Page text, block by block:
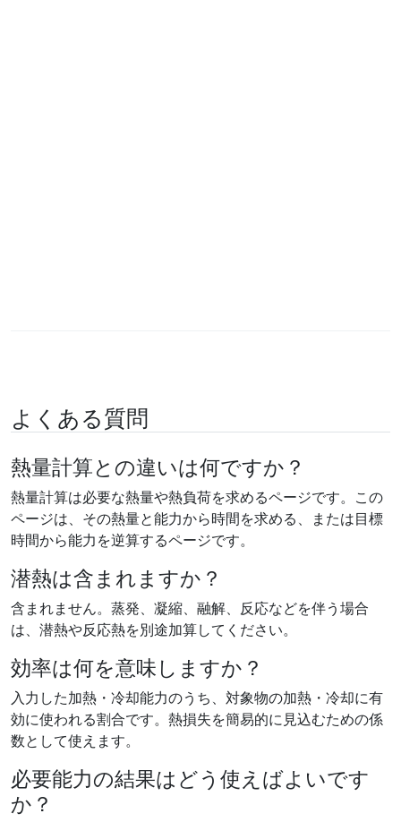
よくある質問
熱量計算との違いは何ですか？
熱量計算は必要な熱量や熱負荷を求めるページです。この
ページは、その熱量と能力から時間を求める、または目標
時間から能力を逆算するページです。
潜熱は含まれますか？
含まれません。蒸発、凝縮、融解、反応などを伴う場合
は、潜熱や反応熱を別途加算してください。
効率は何を意味しますか？
入力した加熱・冷却能力のうち、対象物の加熱・冷却に有
効に使われる割合です。熱損失を簡易的に見込むための係
数として使えます。
必要能力の結果はどう使えばよいです
か？